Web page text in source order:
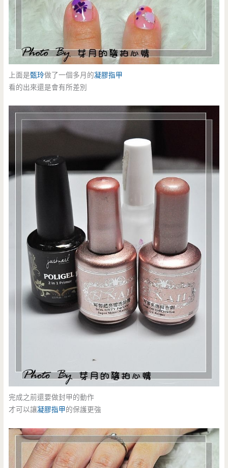
上面是甄玲做了一個多月的凝膠指甲
看的出來還是會有所差別
完成之前還要做封甲的動作
才可以讓凝膠指甲的保護更強